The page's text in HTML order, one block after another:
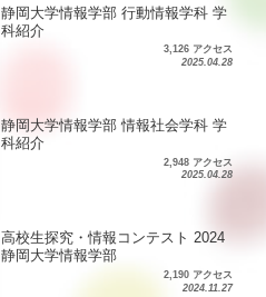
静岡大学情報学部 行動情報学科 学
科紹介
3,126 アクセス
2025.04.28
静岡大学情報学部 情報社会学科 学
科紹介
2,948 アクセス
2025.04.28
高校生探究・情報コンテスト 2024
静岡大学情報学部
2,190 アクセス
2024.11.27